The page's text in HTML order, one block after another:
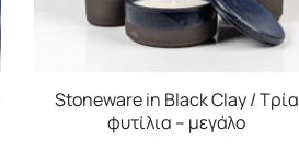
Stoneware in Black Clay / Τρία
φυτίλια – μεγάλο